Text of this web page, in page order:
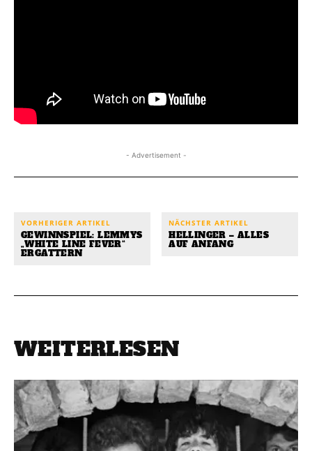
- Advertisement -
VORHERIGER ARTIKEL
GEWINNSPIEL: LEMMYS
„WHITE LINE FEVER“
ERGATTERN
NÄCHSTER ARTIKEL
HELLINGER – ALLES
AUF ANFANG
WEITERLESEN